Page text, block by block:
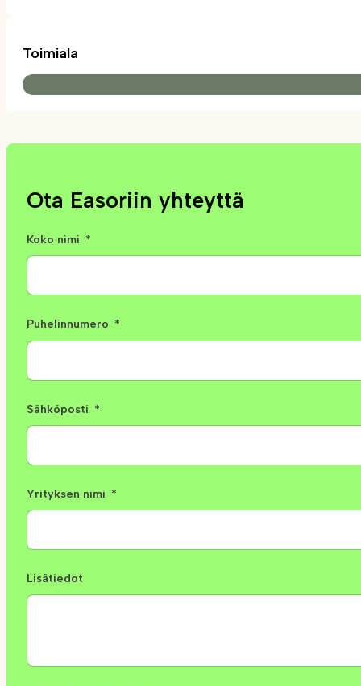
Toimiala
Ota Easoriin yhteyttä
Koko nimi
Puhelinnumero
Sähköposti
Yrityksen nimi
Lisätiedot